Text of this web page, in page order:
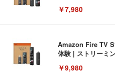
￥7,980
Amazon Fire TV
体験 | ストリーミ
￥9,980